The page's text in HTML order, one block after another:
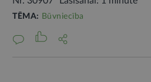
TĒMA: Būvniecība